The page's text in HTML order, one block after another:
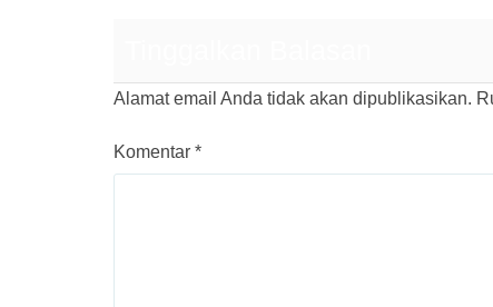
Alamat email Anda tidak akan dipublikasikan.
Komentar *